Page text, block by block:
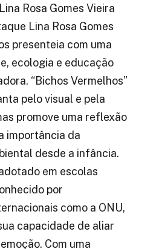
Rosa Gomes Vieira
Lina Rosa Gomes
presenteia com uma
ecologia e educação
“Bichos Vermelhos”
pelo visual e pela
promove uma reflexão
importância da
desde a infância.
em escolas
por
como a ONU,
capacidade de aliar
Com uma